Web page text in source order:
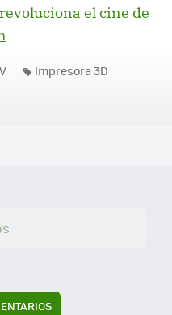
el cine de
Impresora 3D